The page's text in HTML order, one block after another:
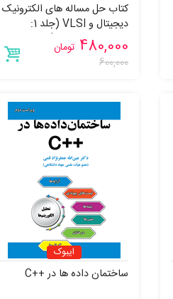
کتاب حل مساله های الکترونیک
دیجیتال و VLSI (جلد 1:
الکترونیک دیجیتال)
480,000 تومان
600,000
ایبوک
ساختمان داده ها در ++C